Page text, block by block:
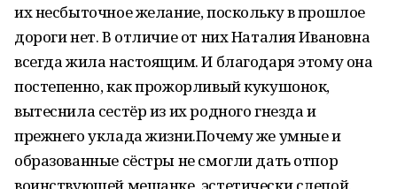
их несбыточное желание, поскольку в прошлое
дороги нет. В отличие от них Наталия Ивановна
всегда жила настоящим. И благодаря этому она
постепенно, как прожорливый кукушонок,
вытеснила сестёр из их родного гнезда и
прежнего уклада жизни.Почему же умные и
образованные сёстры не смогли дать отпор